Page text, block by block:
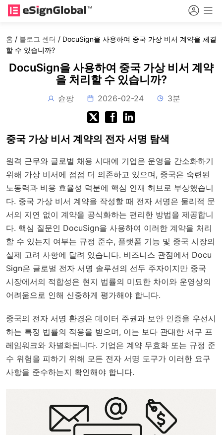
홈 / 블로그 센터 / DocuSign을 사용하여 중국 가상 비서 계약을 체결
할 수 있습니까?
DocuSign을 사용하여 중국 가상 비서 계약
을 처리할 수 있습니까?
슌팡 2026-02-24 3분
중국 가상 비서 계약의 전자 서명 탐색
원격 근무와 글로벌 채용 시대에 기업은 운영을 간소화하기
위해 가상 비서에 점점 더 의존하고 있으며, 중국은 숙련된
노동력과 비용 효율성 덕분에 핵심 인재 허브로 부상했습니
다. 중국 가상 비서 계약을 작성할 때 전자 서명은 물리적 문
서의 지연 없이 계약을 공식화하는 편리한 방법을 제공합니
다. 핵심 질문인 DocuSign을 사용하여 이러한 계약을 처리
할 수 있는지 여부는 규정 준수, 플랫폼 기능 및 중국 시장의
실제 고려 사항에 달려 있습니다. 비즈니스 관점에서 Docu
Sign은 글로벌 전자 서명 솔루션의 선두 주자이지만 중국
시장에서의 적합성은 현지 법률의 미묘한 차이와 운영상의
어려움으로 인해 신중하게 평가해야 합니다.
중국의 전자 서명 환경은 데이터 주권과 보안 인증을 우선시
하는 특정 법률의 적용을 받으며, 이는 보다 관대한 서구 프
레임워크와 차별화됩니다. 기업은 계약 무효화 또는 규정 준
수 위험을 피하기 위해 모든 전자 서명 도구가 이러한 요구
사항을 준수하는지 확인해야 합니다.